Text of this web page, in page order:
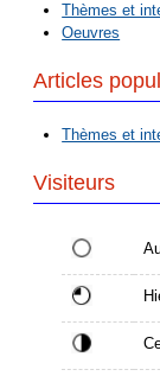
Thèmes et
Oeuvres
Articles
Thèmes et
Visiteurs